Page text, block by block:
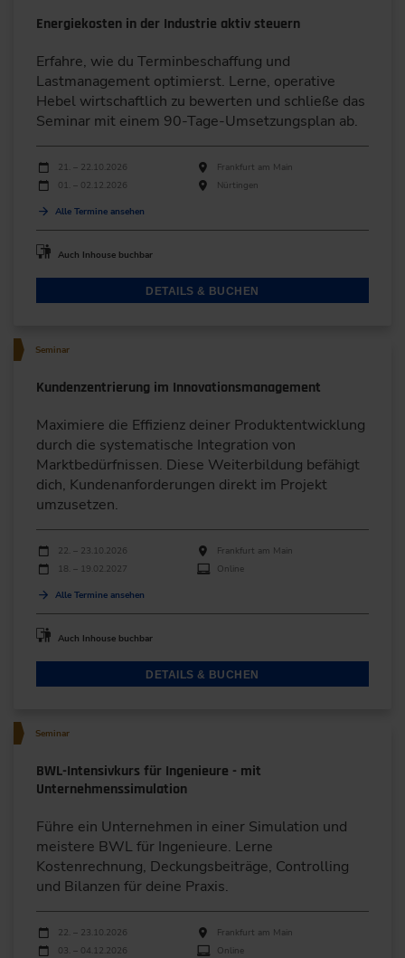
Energiekosten in der Industrie aktiv steuern
Erfahre, wie du Terminbeschaffung und
Lastmanagement optimierst. Lerne, operative
Hebel wirtschaftlich zu bewerten und schließe das
Seminar mit einem 90-Tage-Umsetzungsplan ab.
Durchführungen
Veranstaltungsdatum Veranstaltungsort
21. – 22.10.2026
Frankfurt am Main
01. – 02.12.2026
Nürtingen
Alle Termine ansehen
Auch Inhouse buchbar
DETAILS & BUCHEN
Seminar
Kundenzentrierung im Innovationsmanagement
Maximiere die Effizienz deiner Produktentwicklung
durch die systematische Integration von
Marktbedürfnissen. Diese Weiterbildung befähigt
dich, Kundenanforderungen direkt im Projekt
umzusetzen.
Durchführungen
Veranstaltungsdatum Veranstaltungsort
22. – 23.10.2026
Frankfurt am Main
18. – 19.02.2027
Online
Alle Termine ansehen
Auch Inhouse buchbar
DETAILS & BUCHEN
Seminar
BWL-Intensivkurs für Ingenieure - mit
Unternehmenssimulation
Führe ein Unternehmen in einer Simulation und
meistere BWL für Ingenieure. Lerne
Kostenrechnung, Deckungsbeiträge, Controlling
und Bilanzen für deine Praxis.
Durchführungen
Veranstaltungsdatum Veranstaltungsort
22. – 23.10.2026
Frankfurt am Main
03. – 04.12.2026
Online